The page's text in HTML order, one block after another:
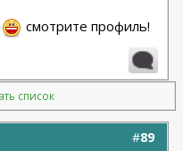
смотрите профиль!
список
#89